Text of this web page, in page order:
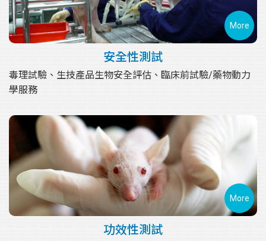
More
安全性測試
毒理試驗、生技產品生物安全評估、臨床前試驗/藥物動力
學服務
More
功效性測試